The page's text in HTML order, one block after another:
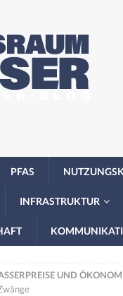
PFAS
INFRASTRUKTUR
UND